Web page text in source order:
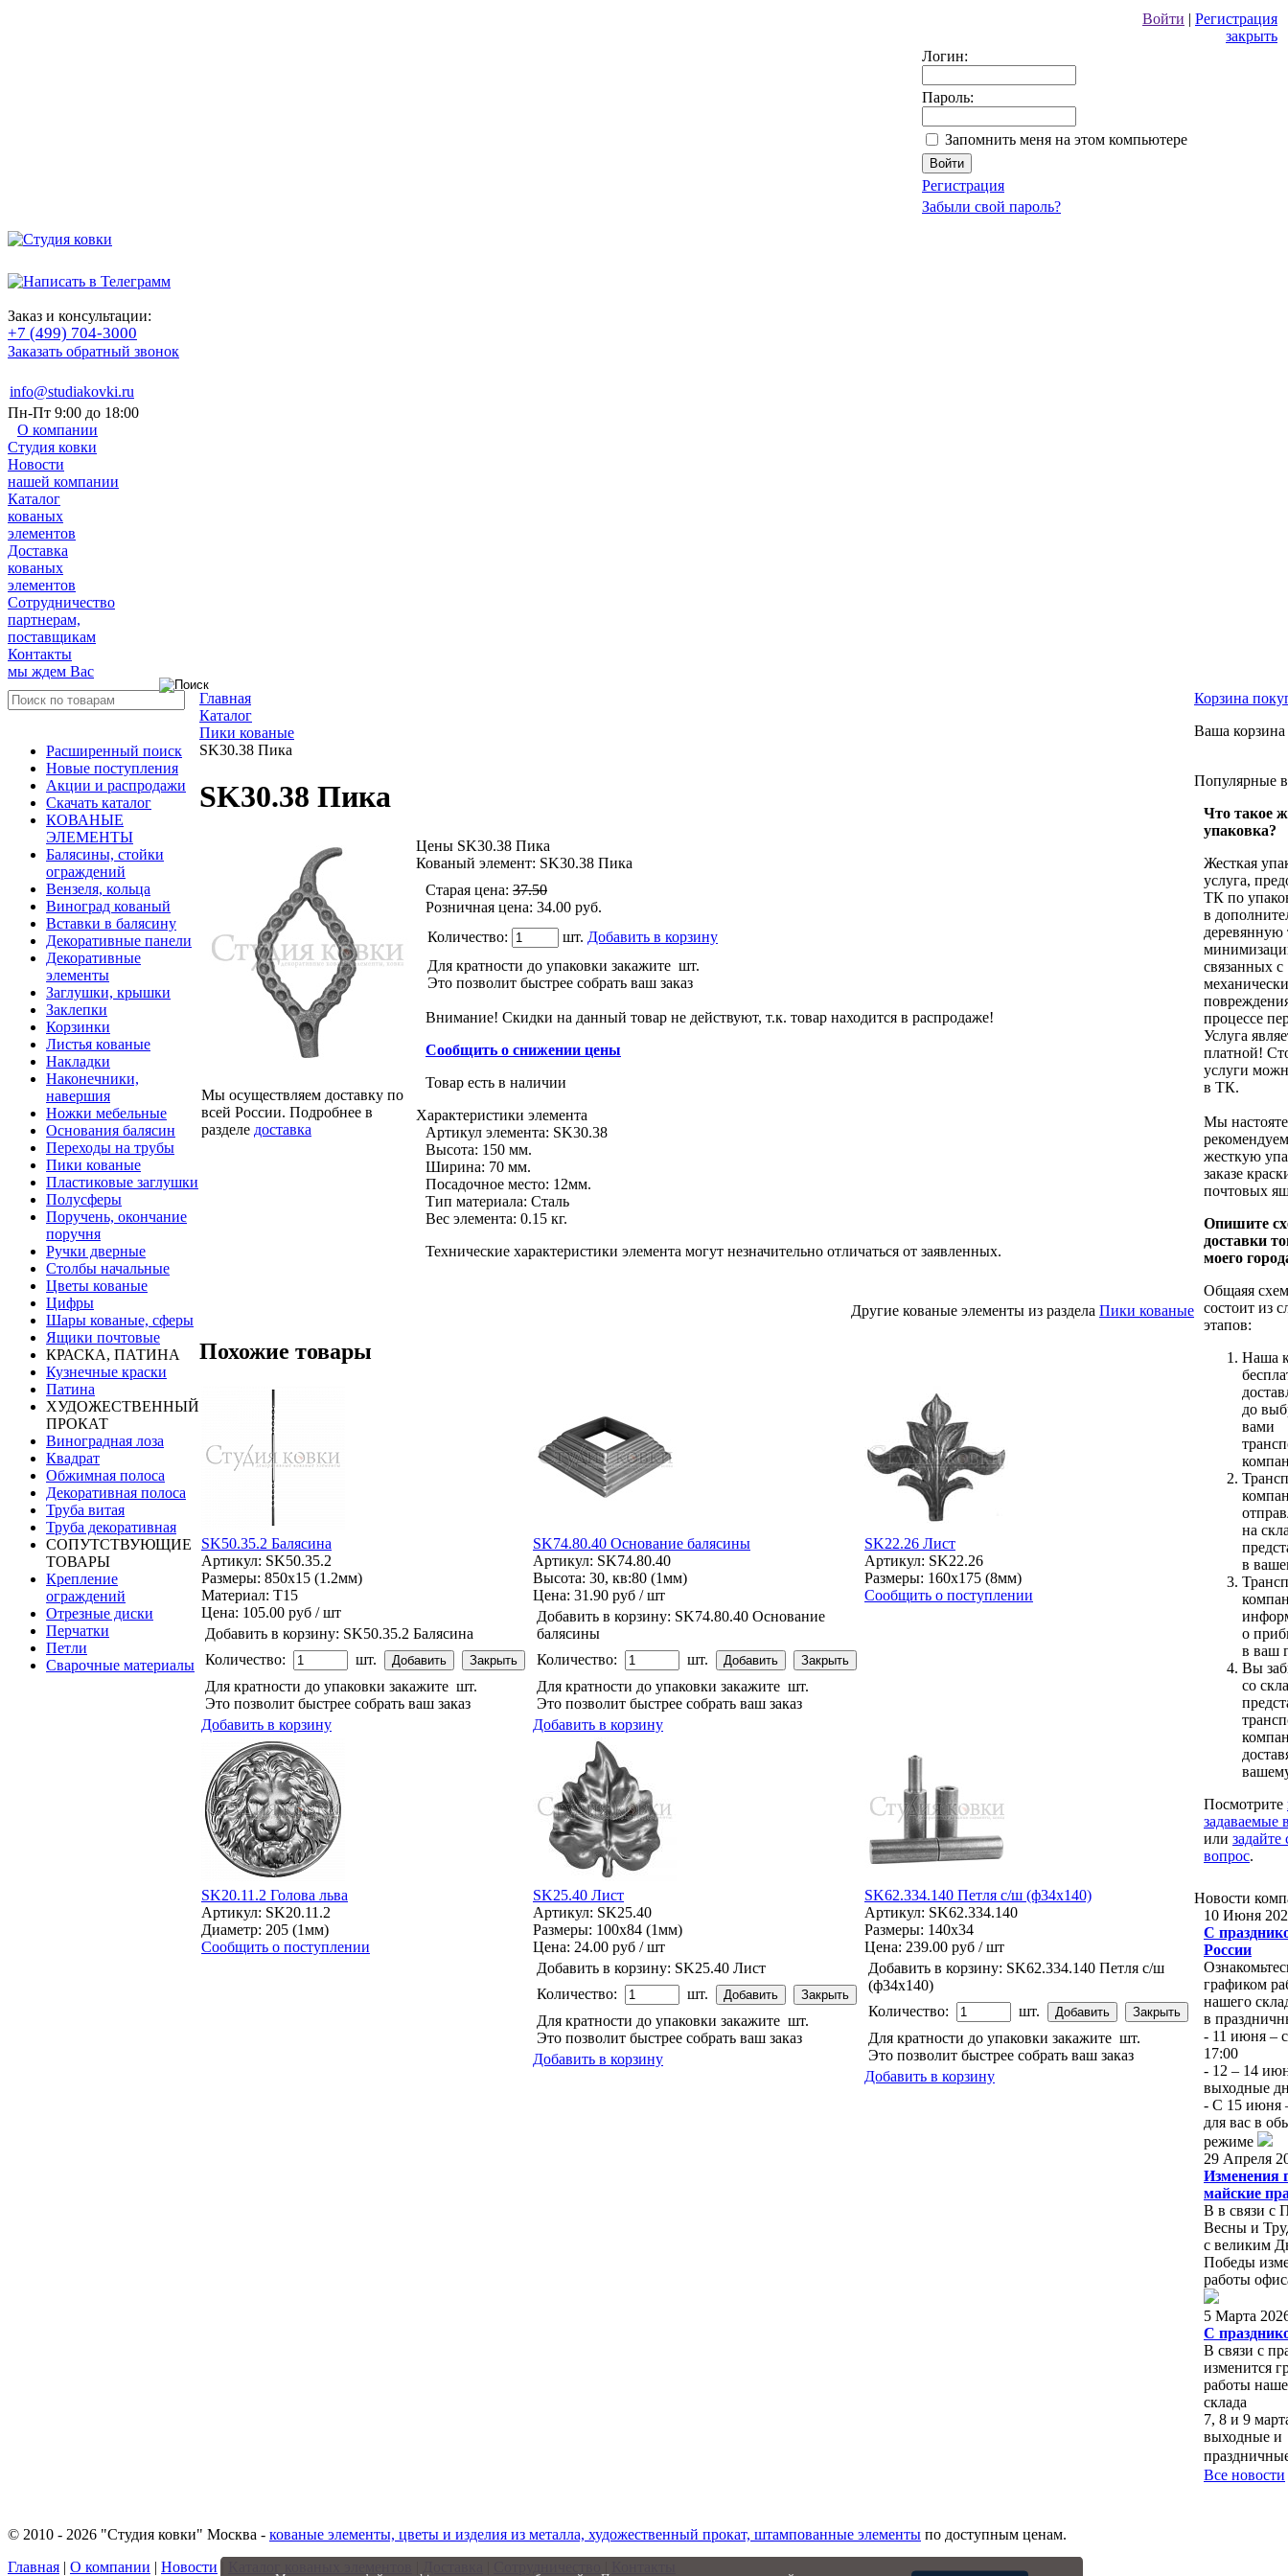
Войти | Регистрация
закрыть
Логин:
Пароль:
Запомнить меня на этом компьютере
Регистрация
Забыли свой пароль?
Заказ и консультации:
+7 (499) 704-3000
Заказать обратный звонок
info@studiakovki.ru
Пн-Пт 9:00 до 18:00
О компании
Студия ковки
Новости
нашей компании
Каталог
кованых
элементов
Доставка
кованых
элементов
Сотрудничество
партнерам,
поставщикам
Контакты
мы ждем Вас
Расширенный поиск
Новые поступления
Акции и распродажи
Скачать каталог
КОВАНЫЕ
ЭЛЕМЕНТЫ
Балясины, стойки
ограждений
Вензеля, кольца
Виноград кованый
Вставки в балясину
Декоративные панели
Декоративные
элементы
Заглушки, крышки
Заклепки
Корзинки
Листья кованые
Накладки
Наконечники,
навершия
Ножки мебельные
Основания балясин
Переходы на трубы
Пики кованые
Пластиковые заглушки
Полусферы
Поручень, окончание
поручня
Ручки дверные
Столбы начальные
Цветы кованые
Цифры
Шары кованые, сферы
Ящики почтовые
КРАСКА, ПАТИНА
Кузнечные краски
Патина
ХУДОЖЕСТВЕННЫЙ
ПРОКАТ
Виноградная лоза
Квадрат
Обжимная полоса
Декоративная полоса
Труба витая
Труба декоративная
СОПУТСТВУЮЩИЕ
ТОВАРЫ
Крепление
ограждений
Отрезные диски
Перчатки
Петли
Сварочные материалы
Главная
Каталог
Пики кованые
SK30.38 Пика
SK30.38 Пика
Мы осуществляем доставку по
всей России. Подробнее в
разделе доставка
Цены SK30.38 Пика
Кованый элемент: SK30.38 Пика
Старая цена: 37.50
Розничная цена: 34.00 руб.
Количество:
шт. Добавить в корзину
Для кратности до упаковки закажите шт.
Это позволит быстрее собрать ваш заказ
Внимание! Скидки на данный товар не действуют, т.к. товар находится в распродаже!
Сообщить о снижении цены
Товар есть в наличии
Характеристики элемента
Артикул элемента: SK30.38
Высота: 150 мм.
Ширина: 70 мм.
Посадочное место: 12мм.
Тип материала: Сталь
Вес элемента: 0.15 кг.
Технические характеристики элемента могут незначительно отличаться от заявленных.
Другие кованые элементы из раздела Пики кованые
Похожие товары
SK50.35.2 Балясина
Артикул: SK50.35.2
Размеры: 850x15 (1.2мм)
Материал: Т15
Цена: 105.00 руб / шт
Добавить в корзину: SK50.35.2 Балясина
Количество:
шт.
Для кратности до упаковки закажите шт.
Это позволит быстрее собрать ваш заказ
Добавить в корзину
SK74.80.40 Основание балясины
Артикул: SK74.80.40
Высота: 30, кв:80 (1мм)
Цена: 31.90 руб / шт
Добавить в корзину: SK74.80.40 Основание
балясины
Количество:
шт.
Для кратности до упаковки закажите шт.
Это позволит быстрее собрать ваш заказ
Добавить в корзину
SK22.26 Лист
Артикул: SK22.26
Размеры: 160x175 (8мм)
Сообщить о поступлении
SK20.11.2 Голова льва
Артикул: SK20.11.2
Диаметр: 205 (1мм)
Сообщить о поступлении
SK25.40 Лист
Артикул: SK25.40
Размеры: 100x84 (1мм)
Цена: 24.00 руб / шт
Добавить в корзину: SK25.40 Лист
Количество:
шт.
Для кратности до упаковки закажите шт.
Это позволит быстрее собрать ваш заказ
Добавить в корзину
SK62.334.140 Петля с/ш (ф34х140)
Артикул: SK62.334.140
Размеры: 140x34
Цена: 239.00 руб / шт
Добавить в корзину: SK62.334.140 Петля с/ш
(ф34х140)
Количество:
шт.
Для кратности до упаковки закажите шт.
Это позволит быстрее собрать ваш заказ
Добавить в корзину
Корзина
Ваша корзина
Популярные
Что такое
упаковка?
Жесткая
услуга,
ТК по
в
деревянную
связанных с
процессе
Услуга
платной!
услуги
в ТК.
Мы
жесткую
заказе
почтовых
Опишите
доставки
моего
Общаяя
состоит из
этапов:
Наша
до
вами
на
в
о
в ваш
Вы
со
Посмотрите
задаваемые
или задайте
вопрос.
Новости
10 Июня
С
России
графиком
нашего
в
- 11 июня –
17:00
- 12 – 14
выходные
- С 15 июня
для вас в
режиме
29 Апреля
Изменения
майские
В в связи с
Весны и
с великим
Победы
работы
5 Марта
С
В связи с
изменится
работы
склада
7, 8 и 9
выходные и
Все новости
© 2010 - 2026 "Студия ковки" Москва - кованые элементы, цветы и изделия из металла, художественный прокат, штампованные элементы по доступным ценам.
Главная | О компании | Новости